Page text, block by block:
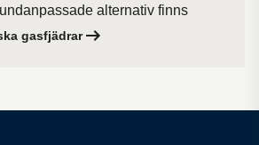
alternativ finns
gasfjädrar